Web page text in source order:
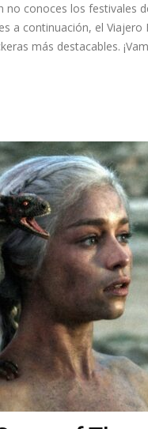
no conoces los festivales
a continuación, el Viajero
más destacables.